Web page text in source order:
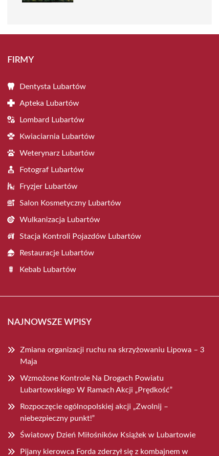
FIRMY
Dentysta Lubartów
Apteka Lubartów
Lombard Lubartów
Kwiaciarnia Lubartów
Weterynarz Lubartów
Fotograf Lubartów
Fryzjer Lubartów
Salon Kosmetyczny Lubartów
Wulkanizacja Lubartów
Stacja Kontroli Pojazdów Lubartów
Restauracje Lubartów
Kebab Lubartów
NAJNOWSZE WPISY
Zmiana organizacji ruchu na skrzyżowaniu Lipowa – 3
Maja
Wzmożone Kontrole Na Drogach Powiatu
Lubartowskiego W Ramach Akcji „Prędkość”
Rozpoczęcie ogólnopolskiej akcji „Zwolnij –
niebezpieczny punkt!”
Światowy Dzień Miłośników Książek w Lubartowie
Pijany kierowca Forda zderzył się z kombajnem w